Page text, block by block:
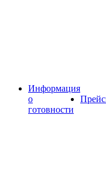
Информация
о
готовности